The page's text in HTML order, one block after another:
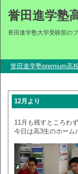
誉田進学塾
誉田進学塾大学受験部の
誉田進学塾premium高
12月より
11月も残すところわ
今日は高3生のホーム